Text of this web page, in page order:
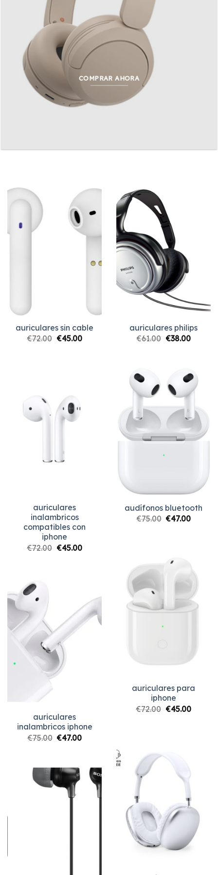
COMPRAR AHORA
auriculares sin cable
€72.00 €45.00
auriculares philips
€61.00 €38.00
auriculares
inalambricos
compatibles con
iphone
€72.00 €45.00
audífonos bluetooth
€75.00 €47.00
auriculares para
iphone
€72.00 €45.00
auriculares
inalambricos iphone
€75.00 €47.00